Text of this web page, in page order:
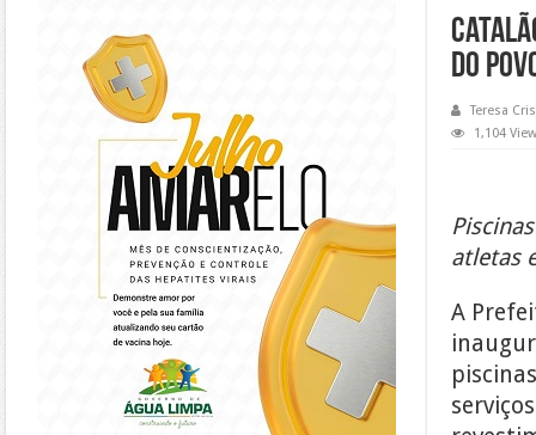
do
Teresa
1,104
atletas
A